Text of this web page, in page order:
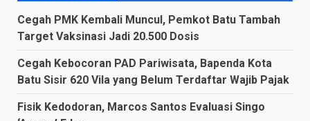
Cegah PMK Kembali Muncul, Pemkot Batu Tambah
Target Vaksinasi Jadi 20.500 Dosis
Cegah Kebocoran PAD Pariwisata, Bapenda Kota
Batu Sisir 620 Vila yang Belum Terdaftar Wajib Pajak
Fisik Kedodoran, Marcos Santos Evaluasi Singo